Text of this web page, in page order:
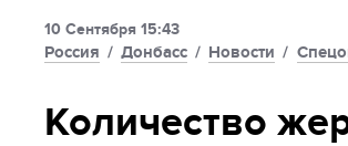
Политика
Экономика
10 Сентября 15:43
Россия / Донбасс / Новости /
Количество